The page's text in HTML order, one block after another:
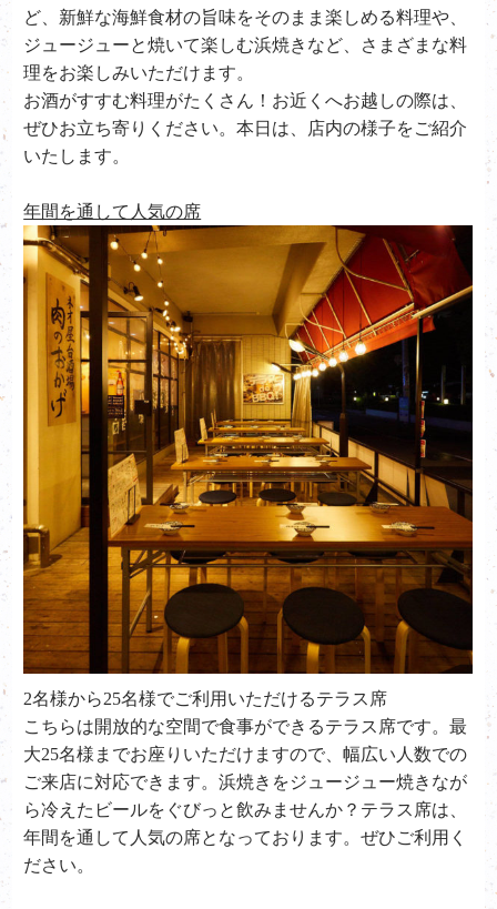
ど、新鮮な海鮮食材の旨味をそのまま楽しめる料理や、
ジュージューと焼いて楽しむ浜焼きなど、さまざまな料
理をお楽しみいただけます。
お酒がすすむ料理がたくさん！お近くへお越しの際は、
ぜひお立ち寄りください。本日は、店内の様子をご紹介
いたします。
年間を通して人気の席
2名様から25名様でご利用いただけるテラス席
こちらは開放的な空間で食事ができるテラス席です。最
大25名様までお座りいただけますので、幅広い人数での
ご来店に対応できます。浜焼きをジュージュー焼きなが
ら冷えたビールをぐびっと飲みませんか？テラス席は、
年間を通して人気の席となっております。ぜひご利用く
ださい。